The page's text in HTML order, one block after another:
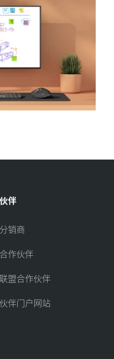
伴
销商
作伙伴
盟合作伙伴
伴门户网站